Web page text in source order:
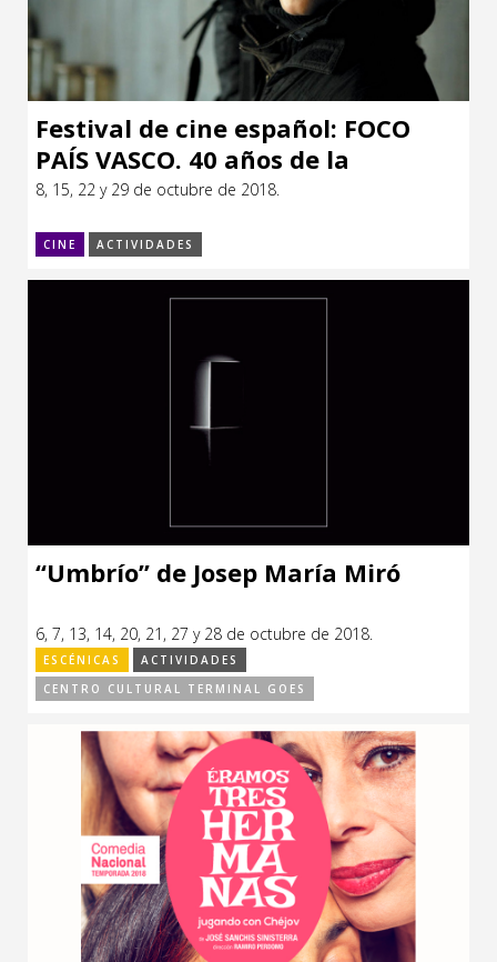
Festival de cine español: FOCO
PAÍS VASCO. 40 años de la
filmoteca vasca
8, 15, 22 y 29 de octubre de 2018.
CINE ACTIVIDADES
“Umbrío” de Josep María Miró
6, 7, 13, 14, 20, 21, 27 y 28 de octubre de 2018.
ESCÉNICAS
ACTIVIDADES
CENTRO CULTURAL TERMINAL GOES